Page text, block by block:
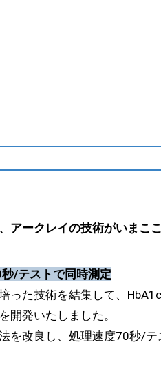
アークレイの技術がいまこ
/テストで同時測定
った技術を結集して、
開発いたしました。
を改良し、処理速度70秒/テ